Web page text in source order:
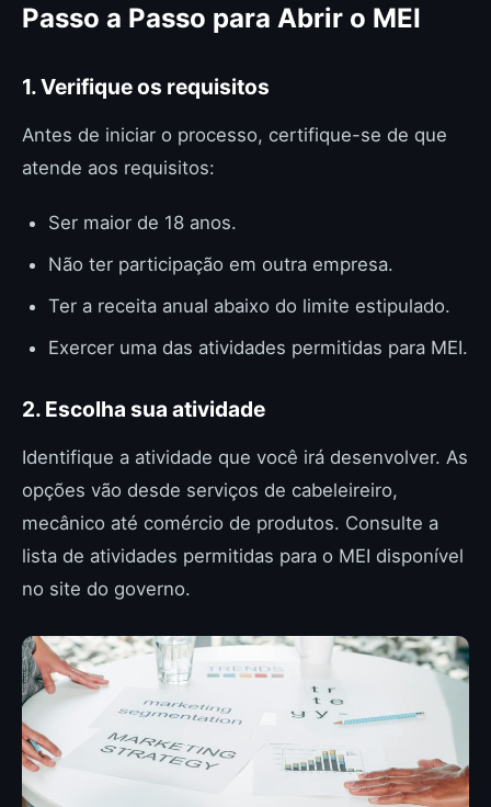
Passo a Passo para Abrir o MEI
1. Verifique os requisitos
Antes de iniciar o processo, certifique-se de que
atende aos requisitos:
Ser maior de 18 anos.
Não ter participação em outra empresa.
Ter a receita anual abaixo do limite estipulado.
Exercer uma das atividades permitidas para MEI.
2. Escolha sua atividade
Identifique a atividade que você irá desenvolver. As
opções vão desde serviços de cabeleireiro,
mecânico até comércio de produtos. Consulte a
lista de atividades permitidas para o MEI disponível
no site do governo.